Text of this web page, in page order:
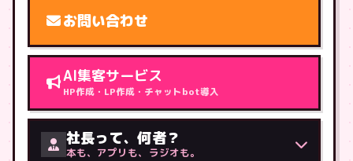
お問い合わせ
AI集客サービス
HP作成・LP作成・チャットbot導入
社長って、何者？
本も、アプリも、ラジオも。